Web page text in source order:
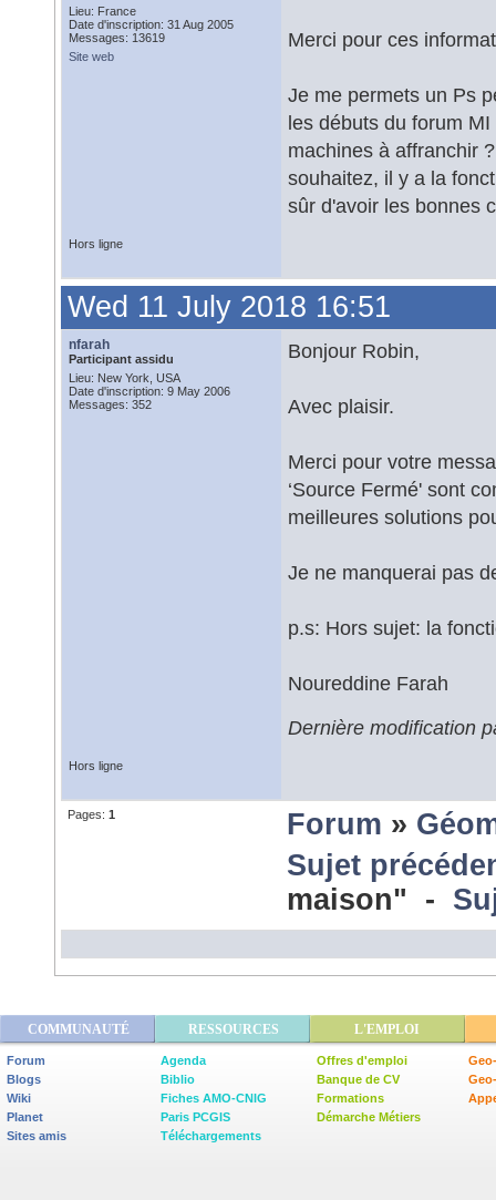
Lieu: France
Date d'inscription: 31 Aug 2005
Messages: 13619
Site web
Merci pour ces
Je me permets un Ps
les débuts du forum
machines à affranchir
souhaitez, il y a la
sûr d'avoir les bonnes
Hors ligne
Wed 11 July 2018 16:51
nfarah
Participant assidu
Lieu: New York, USA
Date d'inscription: 9 May 2006
Messages: 352
Bonjour Robin,
Avec plaisir.
Merci pour votre
‘Source Fermé' sont
meilleures solutions
Je ne manquerai pas
p.s: Hors sujet: la
Noureddine Farah
Dernière modification
Hors ligne
Pages: 1 Forum »
Sujet
maison" -
COMMUNAUTÉ RESSOURCES L'EMPLOI
Forum
Blogs
Wiki
Planet
Sites amis
Agenda
Biblio
Fiches AMO-CNIG
Paris PCGIS
Téléchargements
Offres d'emploi
Banque de CV
Formations
Démarche Métiers